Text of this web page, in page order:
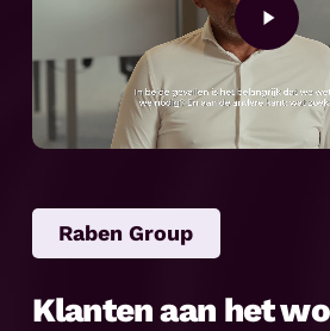
Raben Group
Klanten aan het